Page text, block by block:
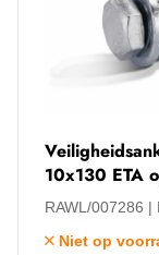
10x130 ETA
RAWL/007286
Niet op